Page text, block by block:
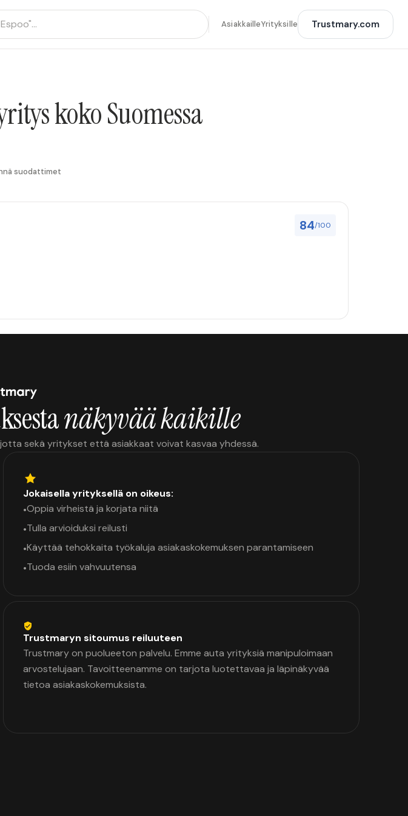
AsiakkailleYrityksille Trustmary.com
koko Suomessa
suodattimet
84/100
näkyvää kaikille
sekä yritykset että asiakkaat voivat kasvaa yhdessä.
Jokaisella yrityksellä on oikeus:
•Oppia virheistä ja korjata niitä
•Tulla arvioiduksi reilusti
•Käyttää tehokkaita työkaluja asiakaskokemuksen parantamiseen
•Tuoda esiin vahvuutensa
Trustmaryn sitoumus reiluuteen
Trustmary on puolueeton palvelu. Emme auta yrityksiä manipuloimaan
arvostelujaan. Tavoitteenamme on tarjota luotettavaa ja läpinäkyvää
tietoa asiakaskokemuksista.